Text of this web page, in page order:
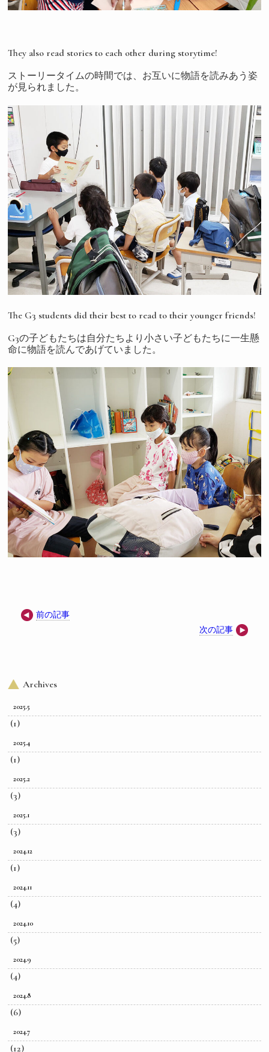
They also read stories to each other during storytime!
ストーリータイムの時間では、お互いに物語を読みあう姿
が見られました。
The G3 students did their best to read to their younger friends!
G3の子どもたちは自分たちより小さい子どもたちに一生懸
命に物語を読んであげていました。
前の記事
次の記事
Archives
2025.5
(1)
2025.4
(1)
2025.2
(3)
2025.1
(3)
2024.12
(1)
2024.11
(4)
2024.10
(5)
2024.9
(4)
2024.8
(6)
2024.7
(12)